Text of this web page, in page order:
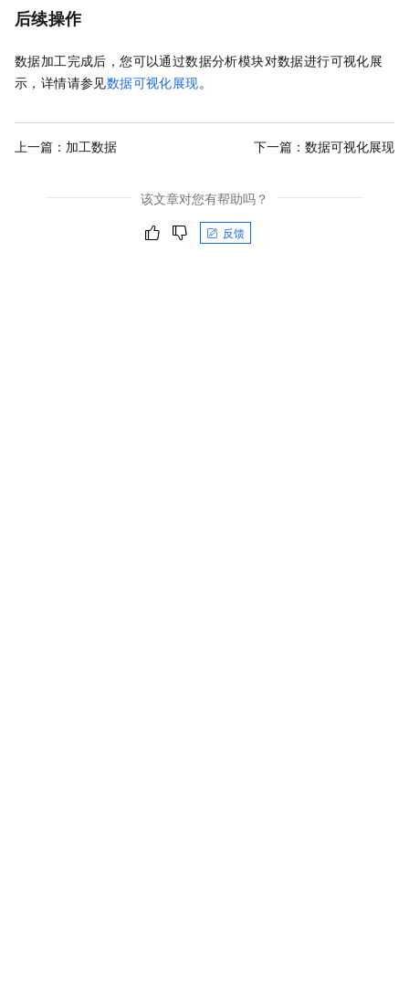
后续操作
数据加工完成后，您可以通过数据分析模块对数据进行可视化展
示，详情请参见数据可视化展现。
上一篇： 加工数据 下一篇： 数据可视化展现
该文章对您有帮助吗？
反馈